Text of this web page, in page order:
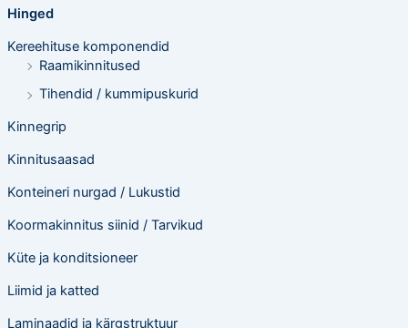
Hinged
Kereehituse komponendid
Raamikinnitused
Tihendid / kummipuskurid
Kinnegrip
Kinnitusaasad
Konteineri nurgad / Lukustid
Koormakinnitus siinid / Tarvikud
Küte ja konditsioneer
Liimid ja katted
Laminaadid ja kärgstruktuur